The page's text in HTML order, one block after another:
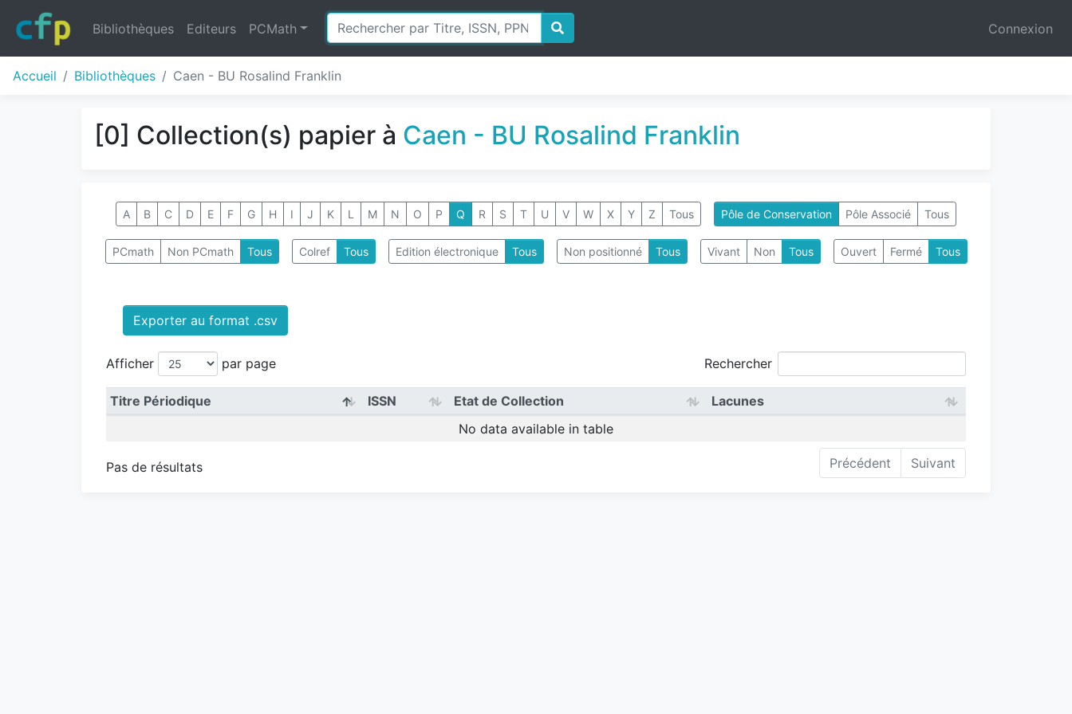
Bibliothèques Editeurs PCMath Connexion
Accueil Bibliothèques Caen - BU Rosalind Franklin
[0] Collection(s) papier à Caen - BU Rosalind Franklin
A B C D E F G H I J K L M N O P Q R S T U V W X Y Z Tous Pôle de Conservation Pôle Associé Tous
PCmath Non PCmath Tous Colref Tous Edition électronique Tous Non positionné Tous Vivant Non Tous Ouvert Fermé Tous
Exporter au format .csv
Afficher par page Rechercher
Titre Périodique ISSN Etat de Collection
Lacunes
No data available in table
Pas de résultats Précédent Suivant